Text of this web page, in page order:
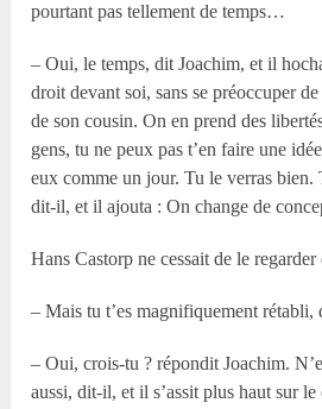
pourtant pas tellement de temps…
– Oui, le temps, dit Joachim, et il
droit devant soi, sans se préoccuper
de son cousin. On en prend des
gens, tu ne peux pas t’en faire une
eux comme un jour. Tu le verras bien.
dit-il, et il ajouta : On change de
Hans Castorp ne cessait de le regarder
– Mais tu t’es magnifiquement rétabli,
– Oui, crois-tu ? répondit Joachim.
aussi, dit-il, et il s’assit plus haut sur